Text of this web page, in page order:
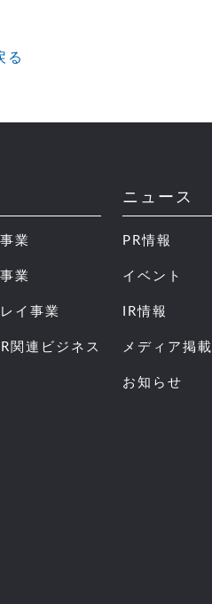
る
業
業
イ事業
関連ビジネス
ニュース
PR情報
イベント
IR情報
メディア掲載
お知らせ